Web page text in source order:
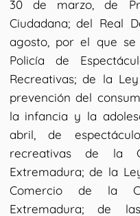
30 de marzo, de
Ciudadana; del Real
agosto, por el que
Policía de
Recreativas; de la
prevención del
la infancia y la
abril, de
recreativas de la
Extremadura; de la
Comercio de la
Extremadura; de